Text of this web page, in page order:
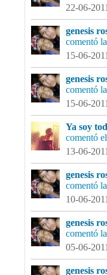
22-06-
genesis
comentó
15-06-
genesis
comentó
15-06-
Ya soy
comentó
13-06-
genesis
comentó
10-06-
genesis
comentó
05-06-
genesis